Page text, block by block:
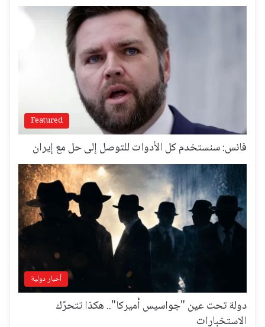
Featured
فانس: سنستخدم كل الأدوات للتوصل إلى حل مع إيران
أخبار دولية
دولة تحت عين "جواسيس أميركا".. هكذا تتحرّك
الاستخبارات